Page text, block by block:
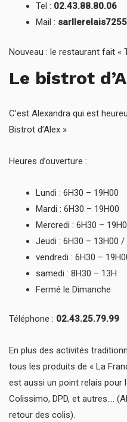
Tel : 02.43.88.80.06
Mail :
Nouveau : le restaurant fait «
Le bistrot
C’est Alexandra qui est
Bistrot d’Alex »
Heures d’ouverture :
Lundi : 6H30 – 19H00
Mardi : 6H30 – 19H00
Mercredi : 6H30 –
Jeudi : 6H30 – 13H00 /
vendredi : 6H30 –
samedi : 8H30 – 13H
Fermé le Dimanche
Téléphone : 02.43.25.79.99
En plus des activités
tous les produits de « La
est aussi un point relais pour
Colissimo, DPD, et autres….
retour des colis).